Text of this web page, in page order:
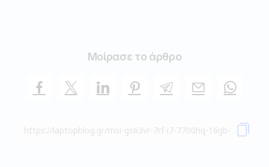
Μοίρασε το άρθρο